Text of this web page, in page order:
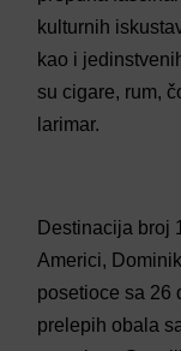
kulturnih
kao i
su cigare, rum,
larimar.
Destinacija broj
Americi,
posetioce sa 26
prelepih obala